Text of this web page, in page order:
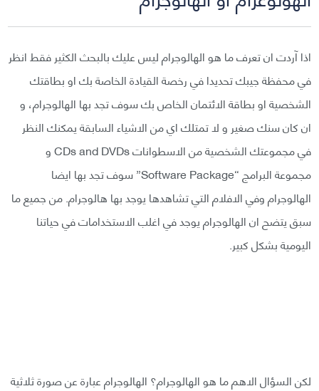
اذا آردت ان تعرف ما هو الهالوجرام ليس عليك بالبحث الكثير فقط انظر
في محفظة جيبك تحديدا في رخصة القيادة الخاصة بك او بطاقتك
الشخصية او بطاقة الائتمان الخاص بك سوف تجد بها الهالوجرام، و
ان كان سنك صغير و لا تمتلك اي من الاشياء السابقة يمكنك النظر
في مجموعتك الشخصية من الاسطوانات CDs and DVDs و
مجموعة البرامج “Software Package” سوف تجد بها ايضا
الهالوجرام وفي الافلام التي تشاهدها يوجد بها هالوجرام. من جميع ما
سبق يتضح ان الهالوجرام يوجد في اغلب الاستخدامات في حياتنا
اليومية بشكل كبير.
لكن السؤال الاهم ما هو الهالوجرام؟ الهالوجرام عبارة عن صورة ثلاثية